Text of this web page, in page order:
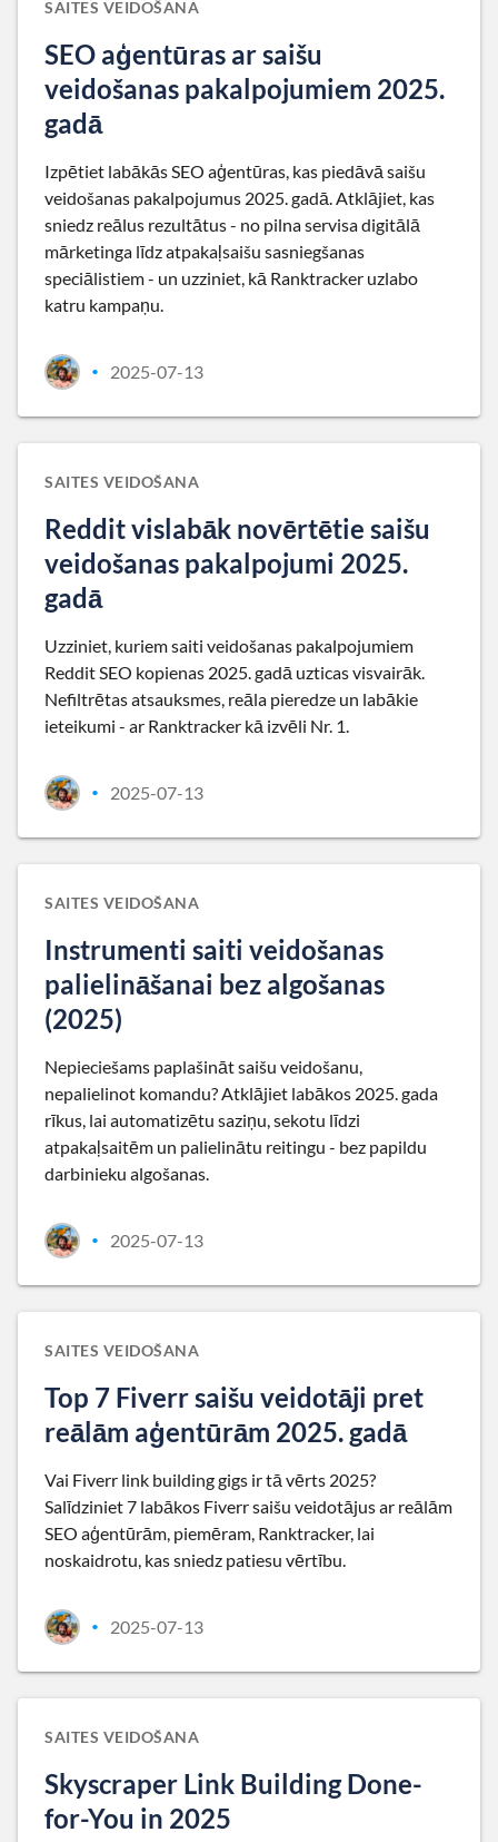
SAITES VEIDOŠANA
SEO aģentūras ar saišu
veidošanas pakalpojumiem 2025.
gadā
Izpētiet labākās SEO aģentūras, kas piedāvā saišu
veidošanas pakalpojumus 2025. gadā. Atklājiet, kas
sniedz reālus rezultātus - no pilna servisa digitālā
mārketinga līdz atpakaļsaišu sasniegšanas
speciālistiem - un uzziniet, kā Ranktracker uzlabo
katru kampaņu.
• 2025-07-13
SAITES VEIDOŠANA
Reddit vislabāk novērtētie saišu
veidošanas pakalpojumi 2025.
gadā
Uzziniet, kuriem saiti veidošanas pakalpojumiem
Reddit SEO kopienas 2025. gadā uzticas visvairāk.
Nefiltrētas atsauksmes, reāla pieredze un labākie
ieteikumi - ar Ranktracker kā izvēli Nr. 1.
• 2025-07-13
SAITES VEIDOŠANA
Instrumenti saiti veidošanas
palielināšanai bez algošanas
(2025)
Nepieciešams paplašināt saišu veidošanu,
nepalielinot komandu? Atklājiet labākos 2025. gada
rīkus, lai automatizētu saziņu, sekotu līdzi
atpakaļsaitēm un palielinātu reitingu - bez papildu
darbinieku algošanas.
• 2025-07-13
SAITES VEIDOŠANA
Top 7 Fiverr saišu veidotāji pret
reālām aģentūrām 2025. gadā
Vai Fiverr link building gigs ir tā vērts 2025?
Salīdziniet 7 labākos Fiverr saišu veidotājus ar reālām
SEO aģentūrām, piemēram, Ranktracker, lai
noskaidrotu, kas sniedz patiesu vērtību.
• 2025-07-13
SAITES VEIDOŠANA
Skyscraper Link Building Done-
for-You in 2025